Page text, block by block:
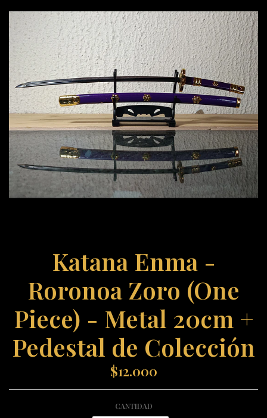
Katana Enma -
Roronoa Zoro (One
Piece) - Metal 20cm +
Pedestal de Colección
$12.000
CANTIDAD